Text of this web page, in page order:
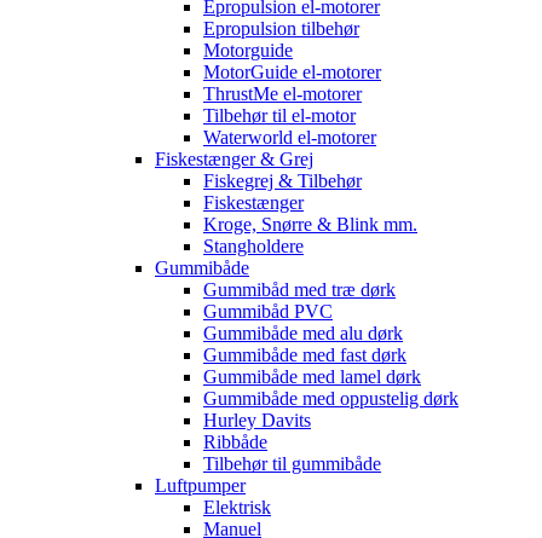
Epropulsion el-motorer
Epropulsion tilbehør
Motorguide
MotorGuide el-motorer
ThrustMe el-motorer
Tilbehør til el-motor
Waterworld el-motorer
Fiskestænger & Grej
Fiskegrej & Tilbehør
Fiskestænger
Kroge, Snørre & Blink mm.
Stangholdere
Gummibåde
Gummibåd med træ dørk
Gummibåd PVC
Gummibåde med alu dørk
Gummibåde med fast dørk
Gummibåde med lamel dørk
Gummibåde med oppustelig dørk
Hurley Davits
Ribbåde
Tilbehør til gummibåde
Luftpumper
Elektrisk
Manuel